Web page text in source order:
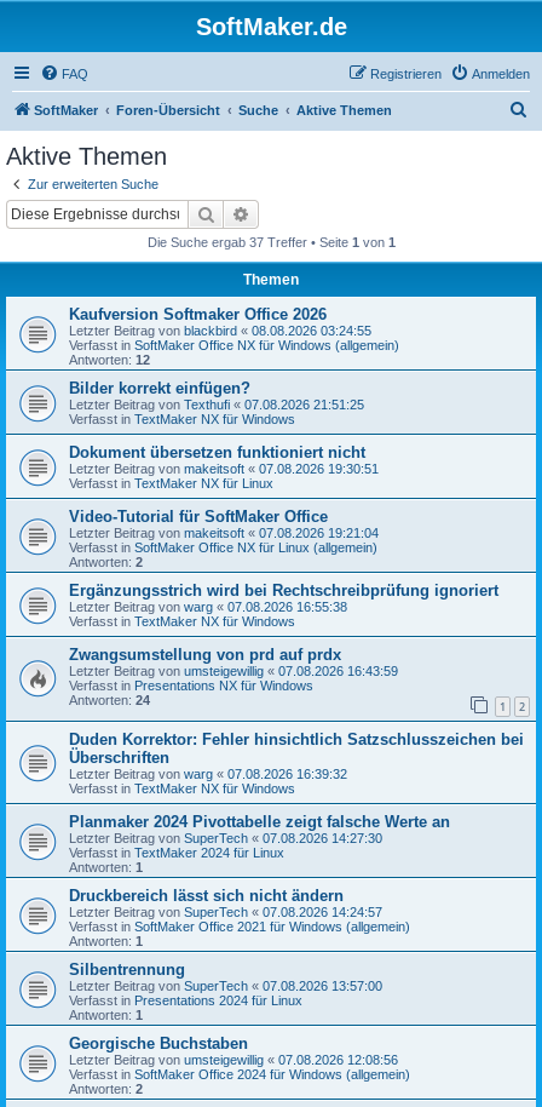
SoftMaker.de
FAQ Anmelden
Registrieren
SoftMaker Foren-Übersicht Suche Aktive Themen
Aktive Themen
Zur erweiterten Suche
Suche
Die Suche ergab 37 Treffer • Seite 1 von 1
Themen
Kaufversion Softmaker Office 2026
Letzter Beitrag von blackbird « 08.08.2026 03:24:55
Verfasst in SoftMaker Office NX für Windows (allgemein)
Antworten: 12
Bilder korrekt einfügen?
Letzter Beitrag von Texthufi « 07.08.2026 21:51:25
Verfasst in TextMaker NX für Windows
Dokument übersetzen funktioniert nicht
Letzter Beitrag von makeitsoft « 07.08.2026 19:30:51
Verfasst in TextMaker NX für Linux
Video-Tutorial für SoftMaker Office
Letzter Beitrag von makeitsoft « 07.08.2026 19:21:04
Verfasst in SoftMaker Office NX für Linux (allgemein)
Antworten: 2
Ergänzungsstrich wird bei Rechtschreibprüfung ignoriert
Letzter Beitrag von warg « 07.08.2026 16:55:38
Verfasst in TextMaker NX für Windows
Zwangsumstellung von prd auf prdx
Letzter Beitrag von umsteigewillig « 07.08.2026 16:43:59
Verfasst in Presentations NX für Windows
Antworten: 24 1 2
Duden Korrektor: Fehler hinsichtlich Satzschlusszeichen bei
Überschriften
Letzter Beitrag von warg « 07.08.2026 16:39:32
Verfasst in TextMaker NX für Windows
Planmaker 2024 Pivottabelle zeigt falsche Werte an
Letzter Beitrag von SuperTech « 07.08.2026 14:27:30
Verfasst in TextMaker 2024 für Linux
Antworten: 1
Druckbereich lässt sich nicht ändern
Letzter Beitrag von SuperTech « 07.08.2026 14:24:57
Verfasst in SoftMaker Office 2021 für Windows (allgemein)
Antworten: 1
Silbentrennung
Letzter Beitrag von SuperTech « 07.08.2026 13:57:00
Verfasst in Presentations 2024 für Linux
Antworten: 1
Georgische Buchstaben
Letzter Beitrag von umsteigewillig « 07.08.2026 12:08:56
Verfasst in SoftMaker Office 2024 für Windows (allgemein)
Antworten: 2